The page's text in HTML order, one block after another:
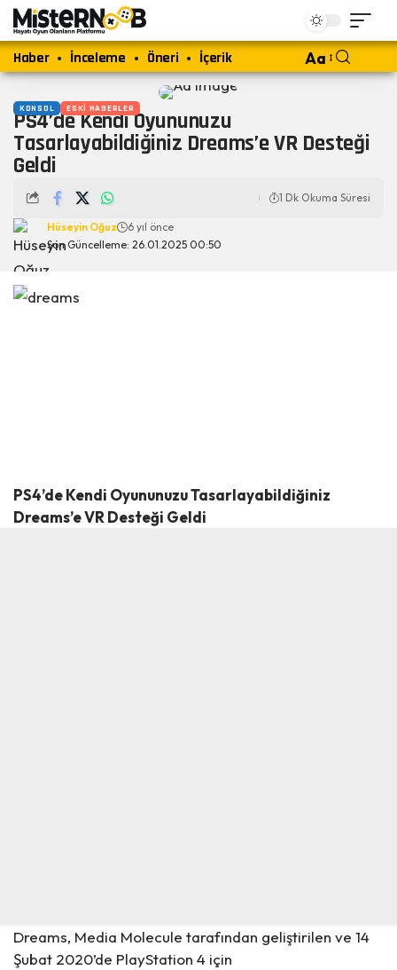
Haber İnceleme Öneri İçerik Aa
KONSOL ESKI HABERLER
PS4’de Kendi Oyununuzu
Tasarlayabildiğiniz Dreams’e VR Desteği
Geldi
Son Güncelleme: 26.01.2025 00:50
Hüseyin Oğuz 6 yıl önce
1 Dk Okuma Süresi
PS4’de Kendi Oyununuzu Tasarlayabildiğiniz
Dreams’e VR Desteği Geldi
Dreams, Media Molecule tarafından geliştirilen ve 14
Şubat 2020’de PlayStation 4 için